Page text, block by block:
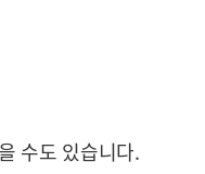
수도 있습니다.